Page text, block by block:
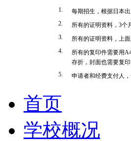
1.
每期招生，根据日本
2.
所有的证明资料，3个
3.
所有的证明资料，上
4.
所有的复印件需要用
存折，封面也需要复印
5.
申请者和经费支付人
首页
学校概况